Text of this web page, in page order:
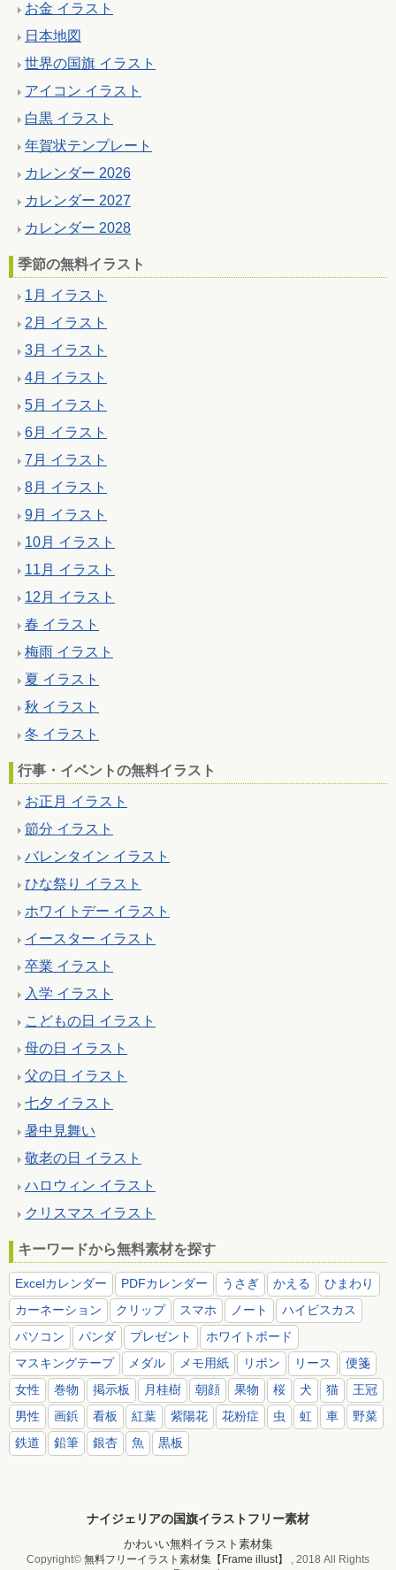
お金 イラスト
日本地図
世界の国旗 イラスト
アイコン イラスト
白黒 イラスト
年賀状テンプレート
カレンダー 2026
カレンダー 2027
カレンダー 2028
季節の無料イラスト
1月 イラスト
2月 イラスト
3月 イラスト
4月 イラスト
5月 イラスト
6月 イラスト
7月 イラスト
8月 イラスト
9月 イラスト
10月 イラスト
11月 イラスト
12月 イラスト
春 イラスト
梅雨 イラスト
夏 イラスト
秋 イラスト
冬 イラスト
行事・イベントの無料イラスト
お正月 イラスト
節分 イラスト
バレンタイン イラスト
ひな祭り イラスト
ホワイトデー イラスト
イースター イラスト
卒業 イラスト
入学 イラスト
こどもの日 イラスト
母の日 イラスト
父の日 イラスト
七夕 イラスト
暑中見舞い
敬老の日 イラスト
ハロウィン イラスト
クリスマス イラスト
キーワードから無料素材を探す
Excelカレンダー PDFカレンダー うさぎ かえる
ひまわり
カーネーション
クリップ スマホ ノート
ハイビスカス
パソコン
パンダ プレゼント
ホワイトボード
マスキングテープ
メダル メモ用紙 リボン リース
便箋
女性
巻物 掲示板 月桂樹 朝顔 果物 桜 犬 猫
王冠
男性
画鋲 看板 紅葉 紫陽花 花粉症 虫 虹 車
野菜
鉄道
鉛筆 銀杏 魚 黒板
ナイジェリアの国旗イラストフリー素材
かわいい無料イラスト素材集
Copyright© 無料フリーイラスト素材集【Frame illust】
, 2018 All Rights